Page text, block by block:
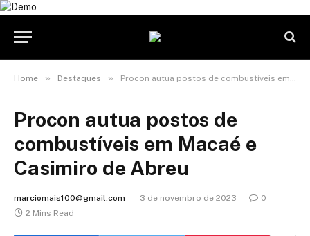
Home » Destaques » Procon autua postos de combustíveis em Macaé e Casimiro de Abreu
Procon autua postos de
combustíveis em Macaé e
Casimiro de Abreu
marciomais100@gmail.com 3 de novembro de 2023
0
2 Mins Read